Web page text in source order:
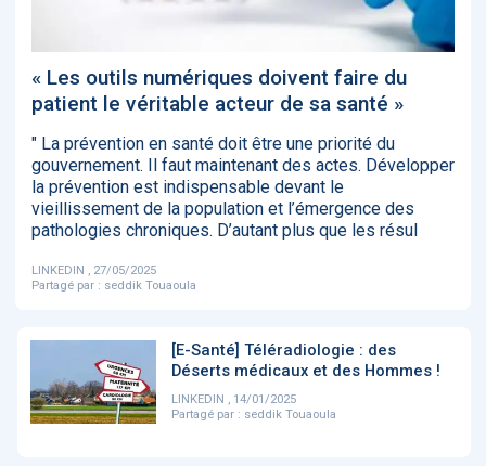
« Les outils numériques doivent faire du
patient le véritable acteur de sa santé »
" La prévention en santé doit être une priorité du
gouvernement. Il faut maintenant des actes. Développer
la prévention est indispensable devant le
vieillissement de la population et l’émergence des
pathologies chroniques. D’autant plus que les résul
LINKEDIN , 27/05/2025
Partagé par : seddik Touaoula
[E-Santé] Téléradiologie : des
Déserts médicaux et des Hommes !
LINKEDIN , 14/01/2025
Partagé par : seddik Touaoula
‹ 1 2 3 4
ACTUALITÉS 2885
E-Santé : il est
temps de
procéder à une
révolution en
Afrique !
FDA clears new
AI-powered
cardiac imaging
Attention à
ChatGPT, ce
n’est qu’un
‹ 1 2